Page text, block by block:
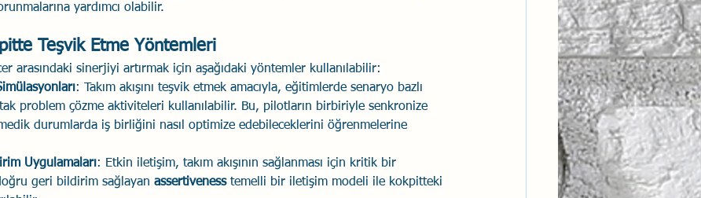
yardımcı olabilir.
Teşvik Etme Yöntemleri
arasındaki sinerjiyi artırmak için aşağıdaki yöntemler kullanılabilir:
: Takım akışını teşvik etmek amacıyla, eğitimlerde senaryo bazlı
problem çözme aktiviteleri kullanılabilir. Bu, pilotların birbiriyle senkronize
durumlarda iş birliğini nasıl optimize edebileceklerini öğrenmelerine
Uygulamaları: Etkin iletişim, takım akışının sağlanması için kritik bir
geri bildirim sağlayan assertiveness temelli bir iletişim modeli ile kokpitteki